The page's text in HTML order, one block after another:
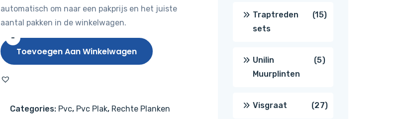
automatisch om naar een pakprijs en het juiste
aantal pakken in de winkelwagen.
-
Gelasta
Vario
Prestige
Smoked
Toevoegen Aan Winkelwagen
Categories: Pvc, Pvc Plak, Rechte Planken
producten
Traptreden
sets
1515
Unilin
Muurplinten
55
Visgraat 2727